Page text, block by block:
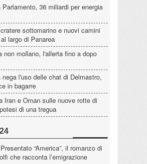
36 miliardi per energia
sottomarino e nuovi camini
largo di Panarea
non mollano, l'allerta fino a dopo
nega l'uso delle chat di Delmastro,
in bagarre
Iran e Oman sulle nuove rotte di
di una tregua
“America”, il romanzo di
che racconta l’emigrazione